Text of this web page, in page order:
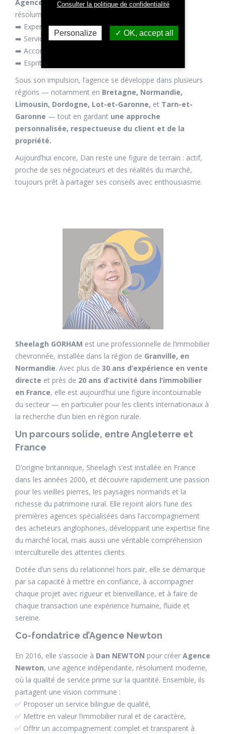
Agence Newton, une structure indépendante et
résolument humaine, à l’image de ses valeurs :
➡️ Expertise locale
➡️ Service bilingue
➡️ Accompagnement sur mesure
➡️ Esprit d’équipe et de collaboration
Sous son impulsion, l’agence se développe dans plusieurs
régions — notamment en Bretagne, Normandie,
Limousin, Dordogne, Lot-et-Garonne, et Tarn-et-
Garonne — tout en gardant une approche
personnalisée, respectueuse du client et de la
propriété.
Aujourd’hui encore, Dan reste une figure de terrain : actif,
proche de ses négociateurs et des réalités du marché,
toujours prêt à partager ses conseils avec enthousiasme.
Sheelagh GORHAM est une professionnelle de l’immobilier
chevronnée, installée dans la région de Granville, en
Normandie. Avec plus de 30 ans d’expérience en vente
directe et près de 20 ans d’activité dans l’immobilier
en France, elle est aujourd’hui une figure incontournable
du secteur — en particulier pour les clients internationaux à
la recherche d’un bien en région rurale.
Un parcours solide, entre Angleterre et
France
D’origine britannique, Sheelagh s’est installée en France
dans les années 2000, et découvre rapidement une passion
pour les vieilles pierres, les paysages normands et la
richesse du patrimoine rural. Elle rejoint alors l’une des
premières agences spécialisées dans l’accompagnement
des acheteurs anglophones, développant une expertise fine
du marché local, mais aussi une véritable compréhension
interculturelle des attentes clients.
Dotée d’un sens du relationnel hors pair, elle se démarque
par sa capacité à mettre en confiance, à accompagner
chaque projet avec rigueur et bienveillance, et à faire de
chaque transaction une expérience humaine, fluide et
sereine.
Co-fondatrice d’Agence Newton
En 2016, elle s’associe à Dan NEWTON pour créer Agence
Newton, une agence indépendante, résolument moderne,
où la qualité de service prime sur la quantité. Ensemble, ils
partagent une vision commune :
✅ Proposer un service bilingue de qualité,
✅ Mettre en valeur l’immobilier rural et de caractère,
✅ Offrir un accompagnement complet et transparent à
Consulter la politique de confidentialité
Personalize OK, accept all